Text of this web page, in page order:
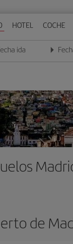
HOTEL COCHE
ida
la fecha en formato
de